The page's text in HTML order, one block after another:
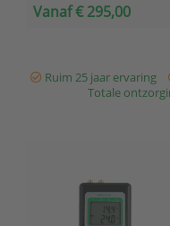
Vanaf € 295,00
Ruim 25 jaar ervaring
Totale